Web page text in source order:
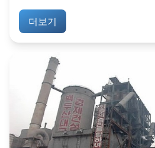
더보기